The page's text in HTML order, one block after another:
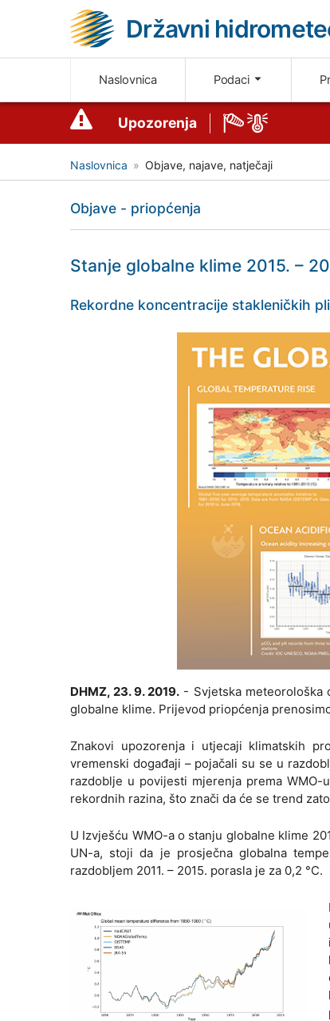
Državni
Naslovnica Podaci
Upozorenja
Naslovnica Objave, najave, natječaji
Objave - priopćenja
Stanje globalne klime 2015. –
Rekordne koncentracije stakleničkih
DHMZ, 23. 9. 2019. - Svjetska meteorološka
globalne klime. Prijevod priopćenja
Znakovi upozorenja i utjecaji klimatskih
vremenski događaji – pojačali su se u
razdoblje u povijesti mjerenja prema
rekordnih razina, što znači da će se trend
U Izvješću WMO-a o stanju globalne klime
UN-a, stoji da je prosječna globalna
razdobljem 2011. – 2015. porasla je za 0,2 °C.